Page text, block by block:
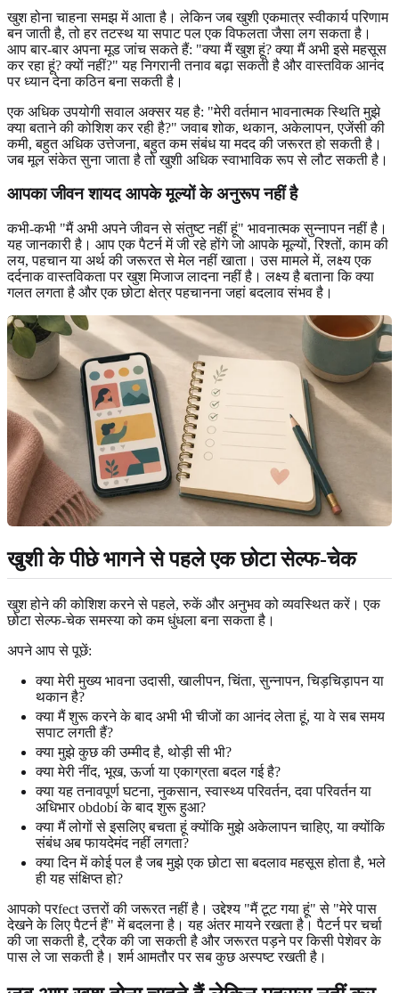
खुश होना चाहना समझ में आता है। लेकिन जब खुशी एकमात्र स्वीकार्य परिणाम
बन जाती है, तो हर तटस्थ या सपाट पल एक विफलता जैसा लग सकता है।
आप बार-बार अपना मूड जांच सकते हैं: "क्या मैं खुश हूं? क्या मैं अभी इसे महसूस
कर रहा हूं? क्यों नहीं?" यह निगरानी तनाव बढ़ा सकती है और वास्तविक आनंद
पर ध्यान देना कठिन बना सकती है।
एक अधिक उपयोगी सवाल अक्सर यह है: "मेरी वर्तमान भावनात्मक स्थिति मुझे
क्या बताने की कोशिश कर रही है?" जवाब शोक, थकान, अकेलापन, एजेंसी की
कमी, बहुत अधिक उत्तेजना, बहुत कम संबंध या मदद की जरूरत हो सकती है।
जब मूल संकेत सुना जाता है तो खुशी अधिक स्वाभाविक रूप से लौट सकती है।
आपका जीवन शायद आपके मूल्यों के अनुरूप नहीं है
कभी-कभी "मैं अभी अपने जीवन से संतुष्ट नहीं हूं" भावनात्मक सुन्नापन नहीं है।
यह जानकारी है। आप एक पैटर्न में जी रहे होंगे जो आपके मूल्यों, रिश्तों, काम की
लय, पहचान या अर्थ की जरूरत से मेल नहीं खाता। उस मामले में, लक्ष्य एक
दर्दनाक वास्तविकता पर खुश मिजाज लादना नहीं है। लक्ष्य है बताना कि क्या
गलत लगता है और एक छोटा क्षेत्र पहचानना जहां बदलाव संभव है।
खुशी के पीछे भागने से पहले एक छोटा सेल्फ-चेक
खुश होने की कोशिश करने से पहले, रुकें और अनुभव को व्यवस्थित करें। एक
छोटा सेल्फ-चेक समस्या को कम धुंधला बना सकता है।
अपने आप से पूछें:
क्या मेरी मुख्य भावना उदासी, खालीपन, चिंता, सुन्नापन, चिड़चिड़ापन या
थकान है?
क्या मैं शुरू करने के बाद अभी भी चीजों का आनंद लेता हूं, या वे सब समय
सपाट लगती हैं?
क्या मुझे कुछ की उम्मीद है, थोड़ी सी भी?
क्या मेरी नींद, भूख, ऊर्जा या एकाग्रता बदल गई है?
क्या यह तनावपूर्ण घटना, नुकसान, स्वास्थ्य परिवर्तन, दवा परिवर्तन या
अधिभार období के बाद शुरू हुआ?
क्या मैं लोगों से इसलिए बचता हूं क्योंकि मुझे अकेलापन चाहिए, या क्योंकि
संबंध अब फायदेमंद नहीं लगता?
क्या दिन में कोई पल है जब मुझे एक छोटा सा बदलाव महसूस होता है, भले
ही यह संक्षिप्त हो?
आपको परfect उत्तरों की जरूरत नहीं है। उद्देश्य "मैं टूट गया हूं" से "मेरे पास
देखने के लिए पैटर्न हैं" में बदलना है। यह अंतर मायने रखता है। पैटर्न पर चर्चा
की जा सकती है, ट्रैक की जा सकती है और जरूरत पड़ने पर किसी पेशेवर के
पास ले जा सकती है। शर्म आमतौर पर सब कुछ अस्पष्ट रखती है।